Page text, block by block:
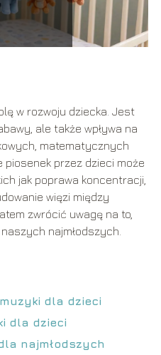
w rozwoju dziecka. Jest
ale także wpływa na
matematycznych
piosenek przez dzieci może
jak poprawa koncentracji,
więzi między
zwrócić uwagę na to,
najmłodszych.
dla dzieci
dla dzieci
najmłodszych